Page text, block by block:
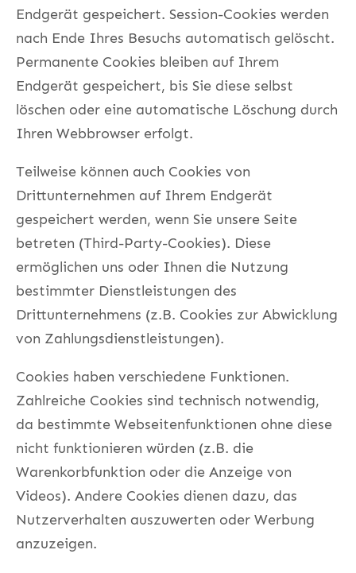
Endgerät gespeichert. Session-Cookies werden
nach Ende Ihres Besuchs automatisch gelöscht.
Permanente Cookies bleiben auf Ihrem
Endgerät gespeichert, bis Sie diese selbst
löschen oder eine automatische Löschung durch
Ihren Webbrowser erfolgt.
Teilweise können auch Cookies von
Drittunternehmen auf Ihrem Endgerät
gespeichert werden, wenn Sie unsere Seite
betreten (Third-Party-Cookies). Diese
ermöglichen uns oder Ihnen die Nutzung
bestimmter Dienstleistungen des
Drittunternehmens (z.B. Cookies zur Abwicklung
von Zahlungsdienstleistungen).
Cookies haben verschiedene Funktionen.
Zahlreiche Cookies sind technisch notwendig,
da bestimmte Webseitenfunktionen ohne diese
nicht funktionieren würden (z.B. die
Warenkorbfunktion oder die Anzeige von
Videos). Andere Cookies dienen dazu, das
Nutzerverhalten auszuwerten oder Werbung
anzuzeigen.